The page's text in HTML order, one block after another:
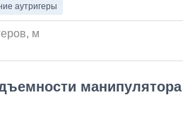
80 000
1 день
аутригеры
м
манипулятора